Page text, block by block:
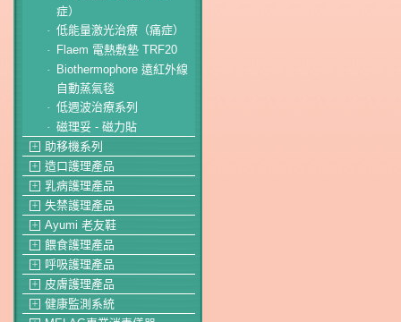
症）
- 低能量激光治療（痛症）
- Flaem 電熱敷墊 TRF20
-
Biothermophore 遠紅外線
自動蒸氣毯
- 低週波治療系列
- 磁理妥 - 磁力貼
＋ 助移機系列
＋ 造口護理產品
＋ 乳病護理產品
＋ 失禁護理產品
＋ Ayumi 老友鞋
＋ 餵食護理產品
＋ 呼吸護理產品
＋ 皮膚護理產品
＋ 健康監測系統